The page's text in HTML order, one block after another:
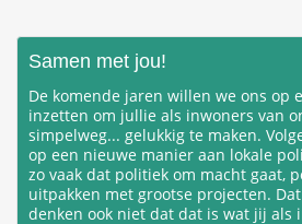
Samen met jou!
De komende jaren willen we ons op
inzetten om jullie als inwoners van
simpelweg... gelukkig te maken.
op een nieuwe manier aan lokale
zo vaak dat politiek om macht gaat,
uitpakken met grootse projecten.
denken ook niet dat dat is wat jij als